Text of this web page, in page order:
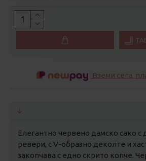
Вземи сега,
Елегантно червено дамско сако с
ревери, с V-образно деколте и
закопчава с едно скрито копче.